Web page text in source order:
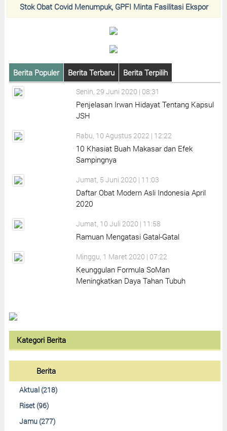
Stok Obat Covid Menumpuk, GPFI Minta Fasilitasi Ekspor
Berita Populer Berita Terbaru Berita Terpilih
Senin, 29 Juni 2020 | 08:31
Penjelasan Irwan Hidayat Tentang Kapsul
JSH
Rabu, 10 Agustus 2022 | 12:22
10 Khasiat Buah Makasar dan Efek
Sampingnya
Jumat, 5 Juni 2020 | 11:03
Daftar Obat Modern Asli Indonesia April
2020
Jumat, 10 Juli 2020 | 11:58
Ramuan Mengatasi Gatal-Gatal
Minggu, 1 Maret 2020 | 07:22
Keunggulan Formula SoMan
Meningkatkan Daya Tahan Tubuh
Kategori Berita
Berita
Aktual (218)
Riset (96)
Jamu (277)